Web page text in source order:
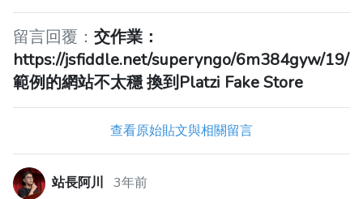
留言回覆： 交作業：
https://jsfiddle.net/superyngo/6m384gyw/19/
範例的網站不太穩 換到Platzi Fake Store
查看原始貼文與相關留言
站長阿川 3年前